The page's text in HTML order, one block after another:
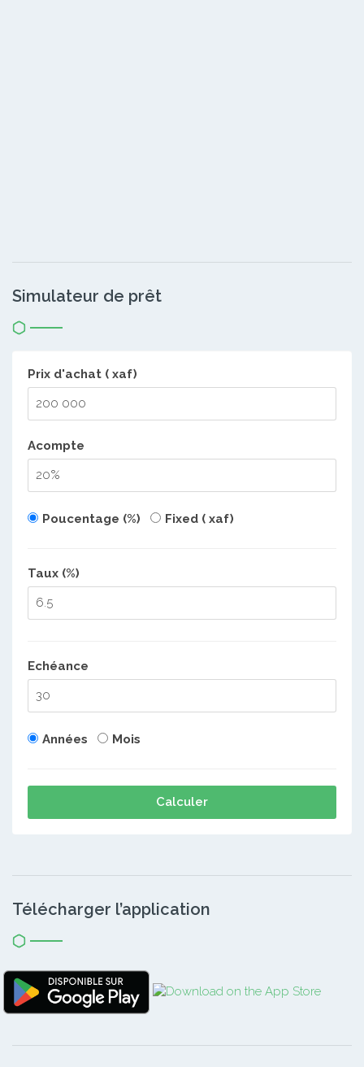
Simulateur de prêt
Prix d'achat ( xaf)
Acompte
Poucentage (%) Fixed ( xaf)
Taux (%)
Echéance
Années Mois
Calculer
Télécharger l’application